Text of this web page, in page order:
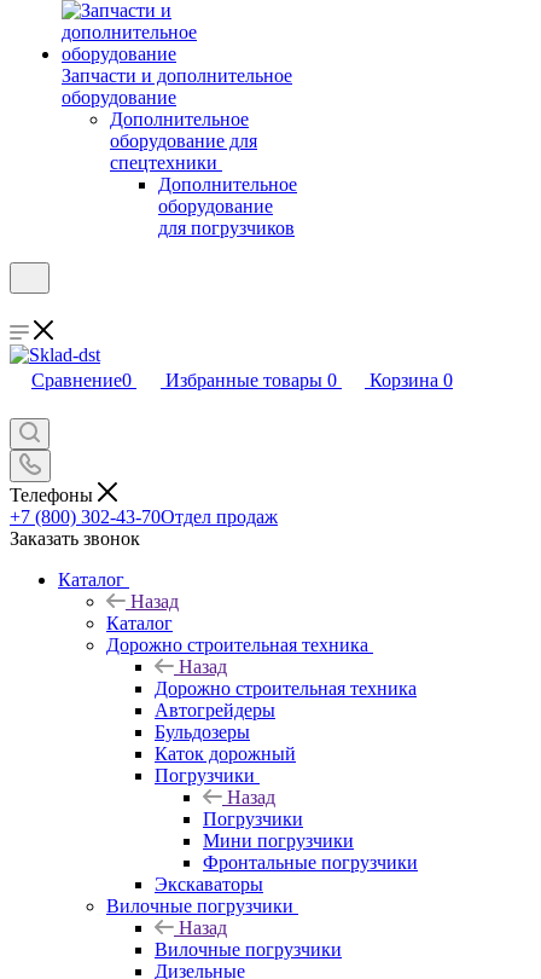
Запчасти и дополнительное
оборудование
Дополнительное
оборудование для
спецтехники
Дополнительное
оборудование
для погрузчиков
Сравнение0 Избранные товары 0 Корзина 0
Телефоны
+7 (800) 302-43-70Отдел продаж
Заказать звонок
Каталог
Назад
Каталог
Дорожно строительная техника
Назад
Дорожно строительная техника
Автогрейдеры
Бульдозеры
Каток дорожный
Погрузчики
Назад
Погрузчики
Мини погрузчики
Фронтальные погрузчики
Экскаваторы
Вилочные погрузчики
Назад
Вилочные погрузчики
Дизельные